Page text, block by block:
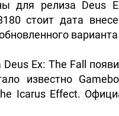
для релиза Deus
стоит дата
Ex: The Fall
известно
Icarus Effect.